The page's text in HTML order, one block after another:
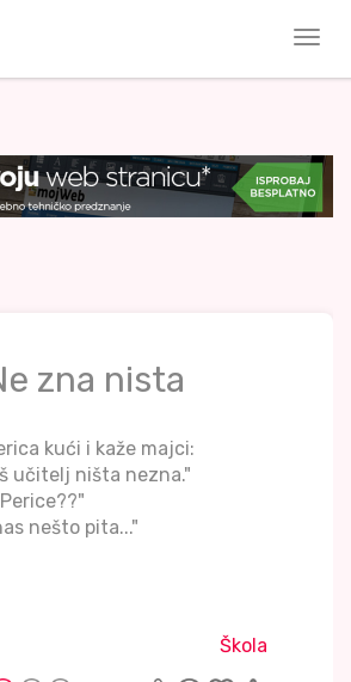
zna nista
kući i kaže majci:
učitelj ništa nezna."
nešto pita..."
Škola